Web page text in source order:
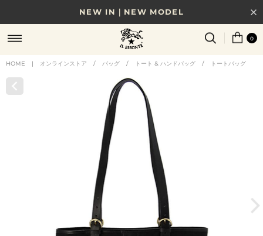
NEW IN｜NEW MODEL
8/17(月)10時まで｜税込11,000円以上で送料無料
贈る相手やシーンから選べる、新しいギフトガイド
NEW IN｜COLOR LEATHER
0
HOME | オンラインストア / バッグ / トート & ハンドバッグ / トートバッグ